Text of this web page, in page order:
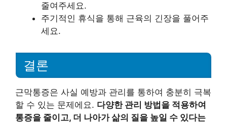
줄여주세요.
주기적인 휴식을 통해 근육의 긴장을 풀어주
세요.
결론
근막통증은 사실 예방과 관리를 통하여 충분히 극복
할 수 있는 문제에요. 다양한 관리 방법을 적용하여
통증을 줄이고, 더 나아가 삶의 질을 높일 수 있다는